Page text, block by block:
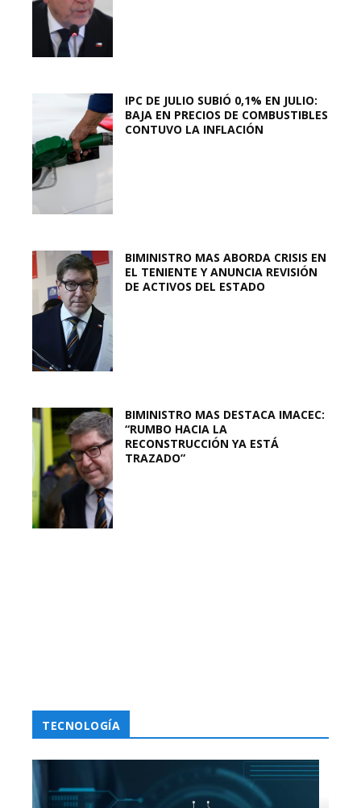
IPC DE JULIO SUBIÓ 0,1% EN JULIO:
BAJA EN PRECIOS DE COMBUSTIBLES
CONTUVO LA INFLACIÓN
BIMINISTRO MAS ABORDA CRISIS EN
EL TENIENTE Y ANUNCIA REVISIÓN
DE ACTIVOS DEL ESTADO
BIMINISTRO MAS DESTACA IMACEC:
“RUMBO HACIA LA
RECONSTRUCCIÓN YA ESTÁ
TRAZADO”
TECNOLOGÍA